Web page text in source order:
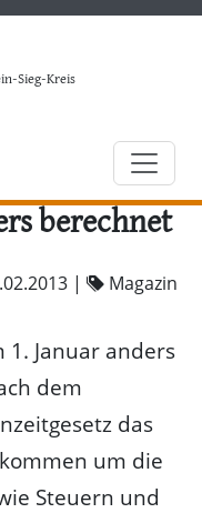
Sieg-Kreis
berechnet
| Magazin
Januar anders
dem
das
um die
Steuern und